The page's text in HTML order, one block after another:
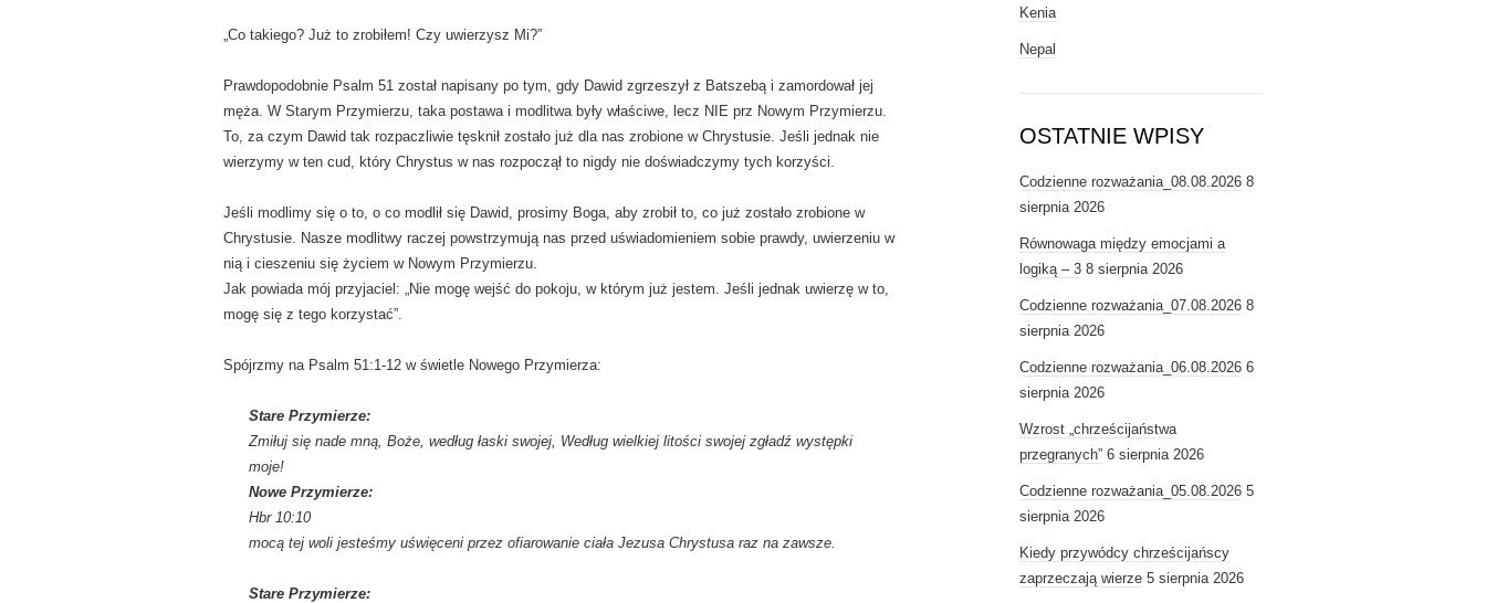
„Co takiego? Już to zrobiłem! Czy uwierzysz Mi?”
Prawdopodobnie Psalm 51 został napisany po tym, gdy Dawid zgrzeszył z Batszebą i zamordował jej
męża. W Starym Przymierzu, taka postawa i modlitwa były właściwe, lecz NIE prz Nowym Przymierzu.
To, za czym Dawid tak rozpaczliwie tęsknił zostało już dla nas zrobione w Chrystusie. Jeśli jednak nie
wierzymy w ten cud, który Chrystus w nas rozpoczął to nigdy nie doświadczymy tych korzyści.
Jeśli modlimy się o to, o co modlił się Dawid, prosimy Boga, aby zrobił to, co już zostało zrobione w
Chrystusie. Nasze modlitwy raczej powstrzymują nas przed uświadomieniem sobie prawdy, uwierzeniu w
nią i cieszeniu się życiem w Nowym Przymierzu.
Jak powiada mój przyjaciel: „Nie mogę wejść do pokoju, w którym już jestem. Jeśli jednak uwierzę w to,
mogę się z tego korzystać”.
Spójrzmy na Psalm 51:1-12 w świetle Nowego Przymierza:
Stare Przymierze:
Zmiłuj się nade mną, Boże, według łaski swojej, Według wielkiej litości swojej zgładź występki
moje!
Nowe Przymierze:
Hbr 10:10
mocą tej woli jesteśmy uświęceni przez ofiarowanie ciała Jezusa Chrystusa raz na zawsze.
Stare Przymierze:
Kenia
Nepal
OSTATNIE WPISY
Codzienne rozważania_08.08.2026 8
sierpnia 2026
Równowaga między emocjami a
logiką – 3 8 sierpnia 2026
Codzienne rozważania_07.08.2026 8
sierpnia 2026
Codzienne rozważania_06.08.2026 6
sierpnia 2026
Wzrost „chrześcijaństwa
przegranych” 6 sierpnia 2026
Codzienne rozważania_05.08.2026 5
sierpnia 2026
Kiedy przywódcy chrześcijańscy
zaprzeczają wierze 5 sierpnia 2026